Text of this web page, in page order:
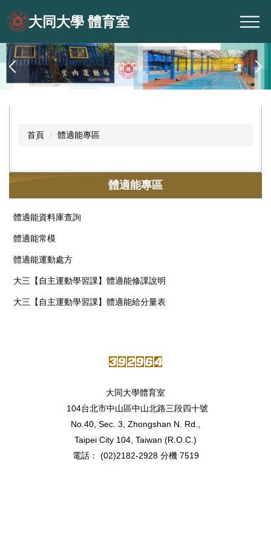
到
主
要
內
容
區
大同大學 體育室
首頁 體適能專區
體適能專區
體適能資料庫查詢
體適能常模
體適能運動處方
大三【自主運動學習課】體適能修課說明
大三【自主運動學習課】體適能給分量表
大同大學體育室
104台北市中山區中山北路三段四十號
No.40, Sec. 3, Zhongshan N. Rd.,
Taipei City 104, Taiwan (R.O.C.)
電話： (02)2182-2928 分機 7519